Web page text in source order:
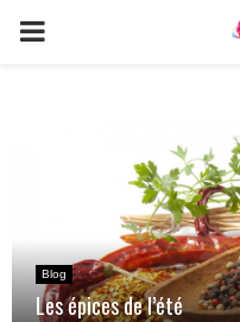
PRIMARY
Blog
Les épices de l’été